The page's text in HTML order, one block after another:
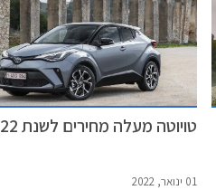
טויוטה מעלה מחירים לשנת 2022
01 ינואר, 2022